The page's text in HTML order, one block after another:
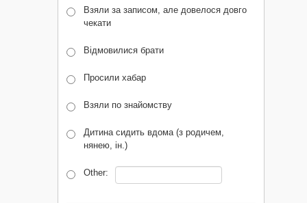
Взяли за записом, але довелося довго
чекати
Відмовилися брати
Просили хабар
Взяли по знайомству
Дитина сидить вдома (з родичем,
нянею, ін.)
Other: